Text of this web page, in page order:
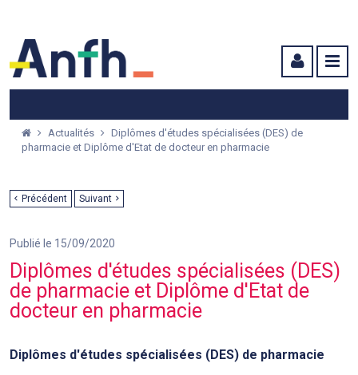
Actualités
Diplômes d'études spécialisées (DES) de
pharmacie et Diplôme d'Etat de docteur en pharmacie
Précédent Suivant
Publié le 15/09/2020
Diplômes d'études spécialisées (DES)
de pharmacie et Diplôme d'Etat de
docteur en pharmacie
Diplômes d'études spécialisées (DES) de pharmacie